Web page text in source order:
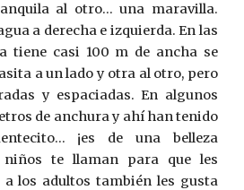
al otro... una maravilla.
a derecha e izquierda. En las
tiene casi 100 m de ancha se
a un lado y otra al otro, pero
y espaciadas. En algunos
de anchura y ahí han tenido
¡es de una belleza
niños te llaman para que les
los adultos también les gusta